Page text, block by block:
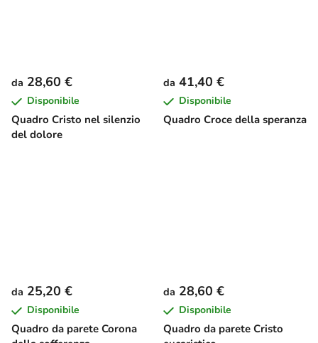
Quadro Cristo nel silenzio
del dolore
da 28,60 €
Disponibile
Quadro Croce della speranza
da 41,40 €
Disponibile
Quadro da parete Corona
da 25,20 €
Disponibile
Quadro da parete Cristo
da 28,60 €
Disponibile